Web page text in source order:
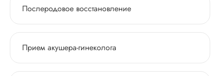
Послеродовое восстановление
Прием акушера-гинеколога